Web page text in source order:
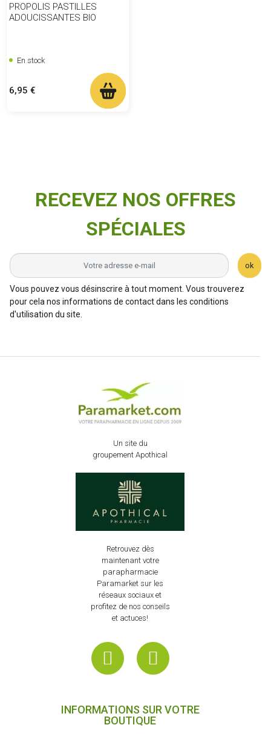
PROPOLIS PASTILLES
ADOUCISSANTES BIO
En stock
Prix
6,95 €
RECEVEZ NOS OFFRES
SPÉCIALES
ok
Vous pouvez vous désinscrire à tout moment. Vous trouverez
pour cela nos informations de contact dans les conditions
d'utilisation du site.
Un site du
groupement Apothical
Retrouvez dès
maintenant votre
parapharmacie
Paramarket sur les
réseaux sociaux et
profitez de nos conseils
et actuces!
INFORMATIONS SUR VOTRE
BOUTIQUE